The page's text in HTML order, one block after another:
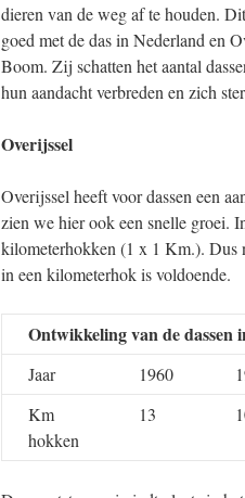
dieren van de weg af te houden.
goed met de das in Nederland en
Boom. Zij schatten het aantal
hun aandacht verbreden en zich
Overijssel
Overijssel heeft voor dassen een
zien we hier ook een snelle groei.
kilometerhokken (1 x 1 Km.). Dus
in een kilometerhok is voldoende.
Ontwikkeling van de dassen
Jaar 1960
Km
hokken
13